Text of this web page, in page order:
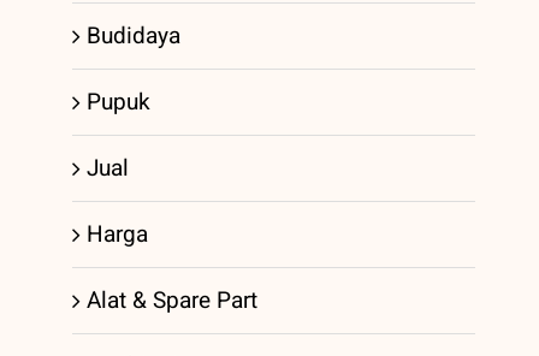
Budidaya
Pupuk
Jual
Harga
Alat & Spare Part